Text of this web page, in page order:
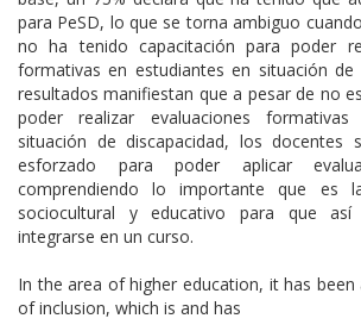
para PeSD, lo que se torna ambiguo
no ha tenido capacitación para poder
formativas en estudiantes en situación de
resultados manifiestan que a pesar de no
poder realizar evaluaciones
situación de discapacidad, los docentes
esforzado para poder aplicar
comprendiendo lo importante que es
sociocultural y educativo para que así
integrarse en un curso.
In the area of higher education, it has
of inclusion, which is and has